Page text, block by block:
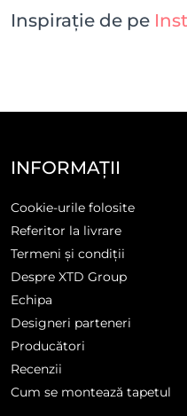
Inspirație de pe
INFORMAȚII
Cookie-urile folosite
Referitor la livrare
Termeni și condiții
Despre XTD Group
Echipa
Designeri parteneri
Producători
Recenzii
Cum se montează tapetul